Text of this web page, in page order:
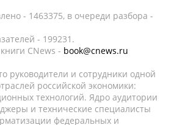
- 1463375, в очереди разбора -
- 199231.
CNews - book@cnews.ru
руководители и сотрудники одной
российской экономики:
технологий. Ядро аудитории
и технические специалисты
федеральных и